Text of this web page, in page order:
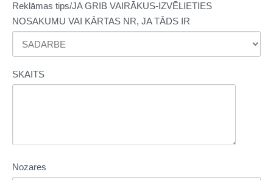
Reklāmas tips/JA GRIB VAIRĀKUS-IZVĒLIETIES
NOSAKUMU VAI KĀRTAS NR, JA TĀDS IR
SKAITS
Nozares